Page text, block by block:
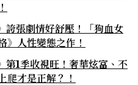
張劇情好舒壓！「狗血女
》人性變態之作！
1季收視旺！奢華炫富、不
爬才是正解？！